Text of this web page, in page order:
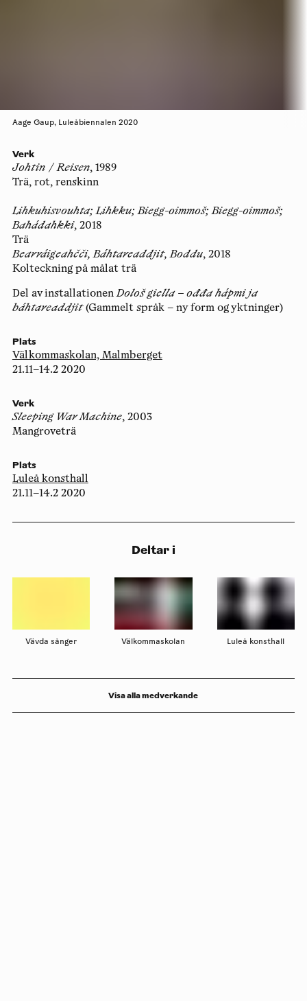
Aage Gaup, Luleåbiennalen 2020
Verk
Johtin / Reisen, 1989
Trä, rot, renskinn
Lihkuhisvouhta; Lihkku; Biegg-oimmoš; Biegg-oimmoš;
Bahádahkki, 2018
Trä
Bearráigeahčči, Báhtareaddjit, Boddu, 2018
Kolteckning på målat trä
Del av installationenDološ giella – ođđa hápmi ja
báhtareaddjit(Gammelt språk – ny form og yktninger)
Plats
Välkommaskolan, Malmberget
21.11–14.2 2020
Verk
Sleeping War Machine, 2003
Mangroveträ
Plats
Luleå konsthall
21.11–14.2 2020
Deltar i
Vävda sånger Välkommaskolan Luleå konsthall
Visa alla medverkande